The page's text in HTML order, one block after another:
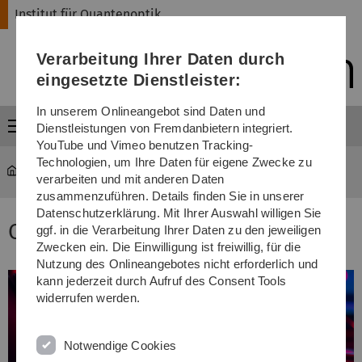
Direkt
Direkt
Direkt
(Sprache,
Drucken,
Media)
Direkt
Direkt
Institut für Quantenoptik
Menü
Institut für Quantenoptik Quantum Control
Quantum Control
Verarbeitung Ihrer Daten durch
eingesetzte Dienstleister:
In unserem Onlineangebot sind Daten und
Dienstleistungen von Fremdanbietern integriert.
YouTube und Vimeo benutzen Tracking-
Technologien, um Ihre Daten für eigene Zwecke zu
verarbeiten und mit anderen Daten
zusammenzuführen. Details finden Sie in unserer
Datenschutzerklärung. Mit Ihrer Auswahl willigen Sie
ggf. in die Verarbeitung Ihrer Daten zu den jeweiligen
Zwecken ein. Die Einwilligung ist freiwillig, für die
Nutzung des Onlineangebotes nicht erforderlich und
kann jederzeit durch Aufruf des Consent Tools
widerrufen werden.
Notwendige Cookies